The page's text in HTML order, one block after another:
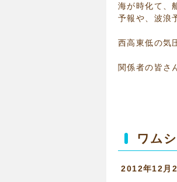
海が時化て、
予報や、波浪
西高東低の気
関係者の皆さ
ワム
2012年12月